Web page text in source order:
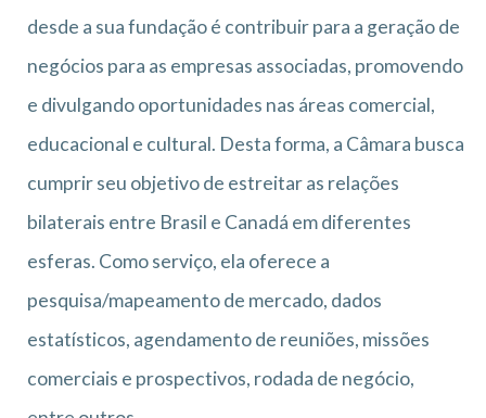
desde a sua fundação é contribuir para a geração de
negócios para as empresas associadas, promovendo
e divulgando oportunidades nas áreas comercial,
educacional e cultural. Desta forma, a Câmara busca
cumprir seu objetivo de estreitar as relações
bilaterais entre Brasil e Canadá em diferentes
esferas. Como serviço, ela oferece a
pesquisa/mapeamento de mercado, dados
estatísticos, agendamento de reuniões, missões
comerciais e prospectivos, rodada de negócio,